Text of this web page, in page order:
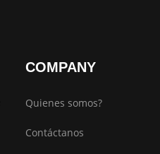
COMPANY
Quienes somos?
Contáctanos